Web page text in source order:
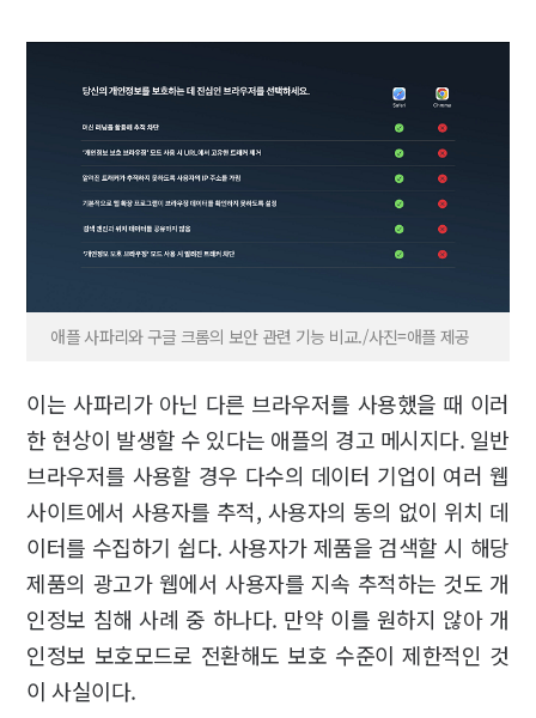
애플 사파리와 구글 크롬의 보안 관련 기능 비교./사진=애플 제공
이는 사파리가 아닌 다른 브라우저를 사용했을 때 이러
한 현상이 발생할 수 있다는 애플의 경고 메시지다. 일반
브라우저를 사용할 경우 다수의 데이터 기업이 여러 웹
사이트에서 사용자를 추적, 사용자의 동의 없이 위치 데
이터를 수집하기 쉽다. 사용자가 제품을 검색할 시 해당
제품의 광고가 웹에서 사용자를 지속 추적하는 것도 개
인정보 침해 사례 중 하나다. 만약 이를 원하지 않아 개
인정보 보호모드로 전환해도 보호 수준이 제한적인 것
이 사실이다.